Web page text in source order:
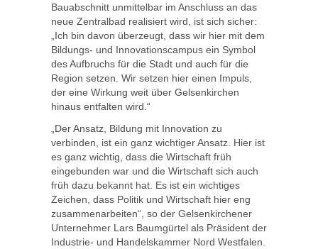
Bauabschnitt unmittelbar im Anschluss an das
neue Zentralbad realisiert wird, ist sich sicher:
„Ich bin davon überzeugt, dass wir hier mit dem
Bildungs- und Innovationscampus ein Symbol
des Aufbruchs für die Stadt und auch für die
Region setzen. Wir setzen hier einen Impuls,
der eine Wirkung weit über Gelsenkirchen
hinaus entfalten wird.“
„Der Ansatz, Bildung mit Innovation zu
verbinden, ist ein ganz wichtiger Ansatz. Hier ist
es ganz wichtig, dass die Wirtschaft früh
eingebunden war und die Wirtschaft sich auch
früh dazu bekannt hat. Es ist ein wichtiges
Zeichen, dass Politik und Wirtschaft hier eng
zusammenarbeiten“, so der Gelsenkirchener
Unternehmer Lars Baumgürtel als Präsident der
Industrie- und Handelskammer Nord Westfalen.